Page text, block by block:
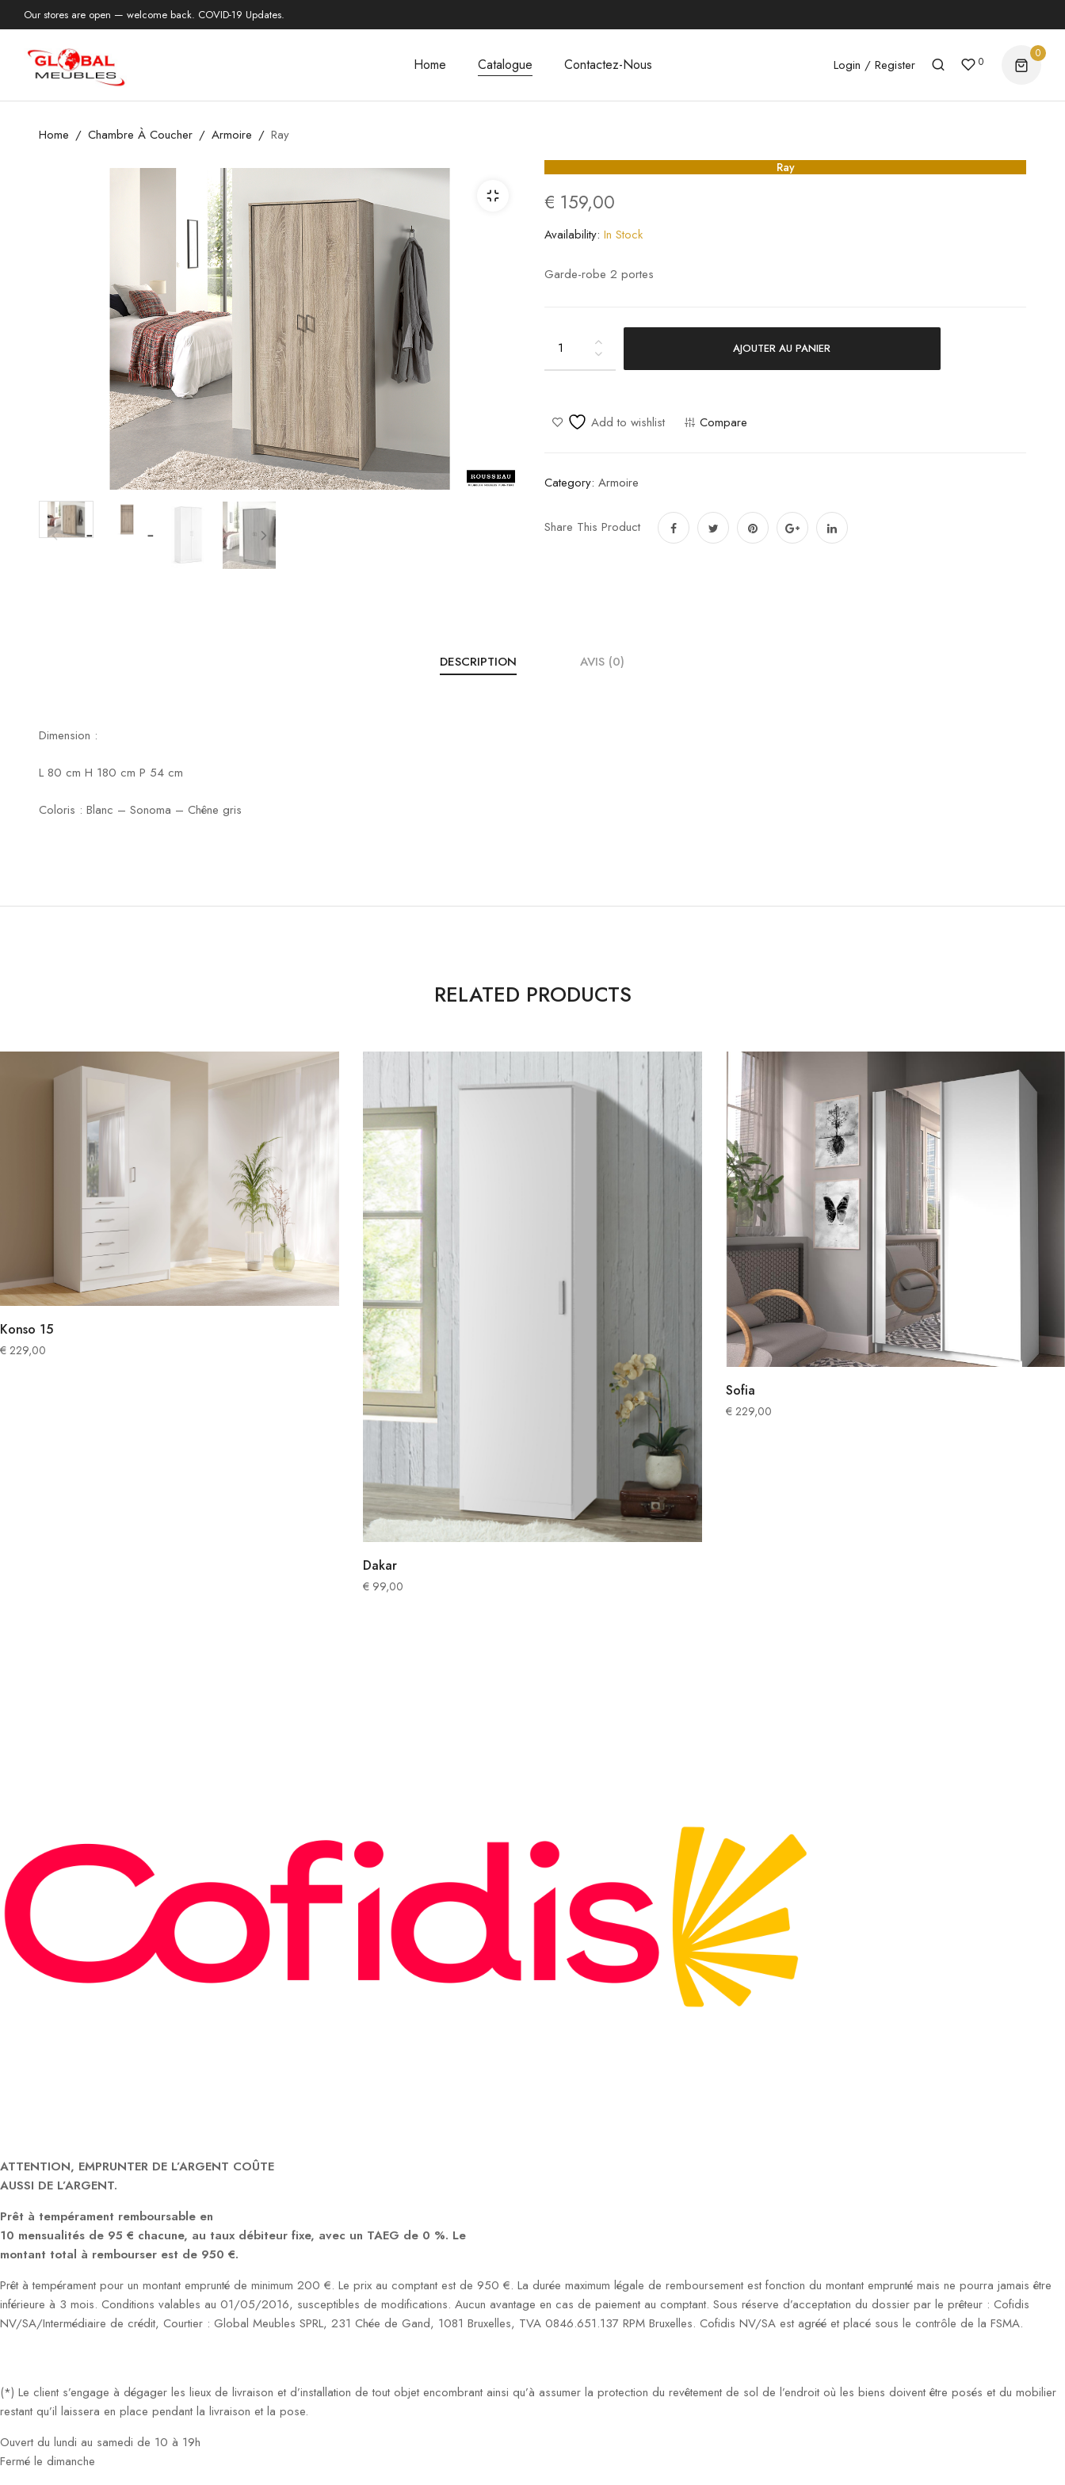
Our stores are open — welcome back. COVID-19 Updates.
Home Catalogue Contactez-Nous Login / Register 0
0
Home Chambre À Coucher Armoire Ray
Ray
€ 159,00
Availability: In Stock
Garde-robe 2 portes
quantity
AJOUTER AU PANIER
Add to wishlist Compare
Category: Armoire
Share This Product
DESCRIPTION AVIS (0)
Dimension :
L 80 cm H 180 cm P 54 cm
Coloris : Blanc – Sonoma – Chêne gris
RELATED PRODUCTS
Konso 15
€ 229,00
Dakar
€ 99,00
Sofia
€ 229,00
ATTENTION, EMPRUNTER DE L’ARGENT COÛTE
AUSSI DE L’ARGENT.
Prêt à tempérament remboursable en
10 mensualités de 95 € chacune, au taux débiteur fixe, avec un TAEG de 0 %. Le
montant total à rembourser est de 950 €.
Prêt à tempérament pour un montant emprunté de minimum 200 €. Le prix au comptant est de 950 €. La durée maximum légale de remboursement est fonction du montant emprunté mais ne pourra jamais être
inférieure à 3 mois. Conditions valables au 01/05/2016, susceptibles de modifications. Aucun avantage en cas de paiement au comptant. Sous réserve d’acceptation du dossier par le prêteur : Cofidis
NV/SA/Intermédiaire de crédit, Courtier : Global Meubles SPRL, 231 Chée de Gand, 1081 Bruxelles, TVA 0846.651.137 RPM Bruxelles. Cofidis NV/SA est agréé et placé sous le contrôle de la FSMA.
(*) Le client s’engage à dégager les lieux de livraison et d’installation de tout objet encombrant ainsi qu’à assumer la protection du revêtement de sol de l’endroit où les biens doivent être posés et du mobilier
restant qu’il laissera en place pendant la livraison et la pose.
Ouvert du lundi au samedi de 10 à 19h
Fermé le dimanche